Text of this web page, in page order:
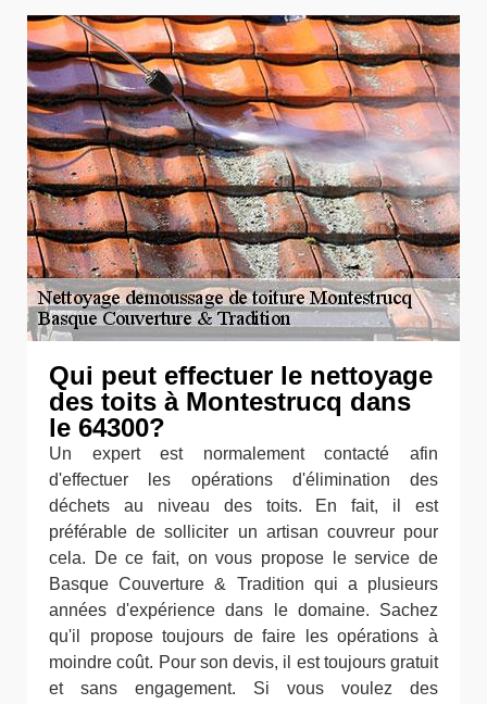
Qui peut effectuer le nettoyage
des toits à Montestrucq dans
le 64300?
Un expert est normalement contacté afin
d'effectuer les opérations d'élimination des
déchets au niveau des toits. En fait, il est
préférable de solliciter un artisan couvreur pour
cela. De ce fait, on vous propose le service de
Basque Couverture & Tradition qui a plusieurs
années d'expérience dans le domaine. Sachez
qu'il propose toujours de faire les opérations à
moindre coût. Pour son devis, il est toujours gratuit
et sans engagement. Si vous voulez des